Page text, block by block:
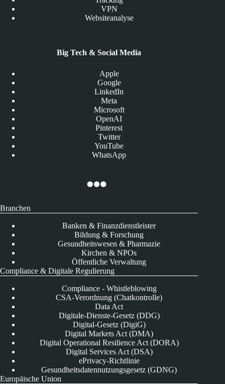
VPN
Websiteanalyse
Big Tech & Social Media
Apple
Google
LinkedIn
Meta
Microsoft
OpenAI
Pinterest
Twitter
YouTube
WhatsApp
Branchen
Banken & Finanzdienstleister
Bildung & Forschung
Gesundheitswesen & Pharmazie
Kirchen & NPOs
Öffentliche Verwaltung
Compliance & Digitale Regulierung
Compliance - Whistleblowing
CSA-Verordnung (Chatkontrolle)
Data Act
Digitale-Dienste-Gesetz (DDG)
Digital-Gesetz (DigiG)
Digital Markets Act (DMA)
Digital Operational Resilience Act (DORA)
Digital Services Act (DSA)
ePrivacy-Richtlinie
Gesundheitsdatennutzungsgesetz (GDNG)
Europäische Union